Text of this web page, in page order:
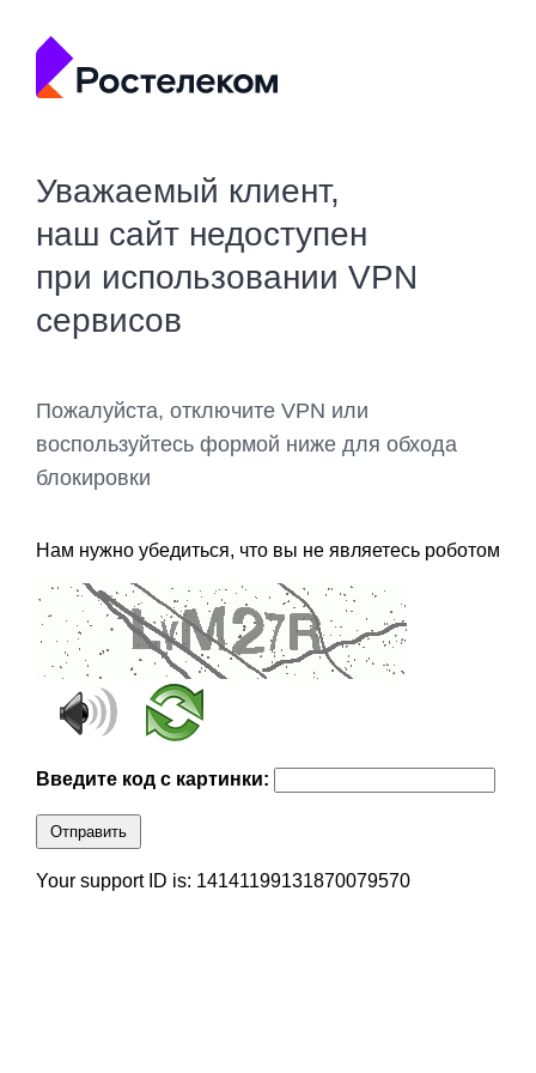
Уважаемый клиент,
наш сайт недоступен
при использовании VPN
сервисов
Пожалуйста, отключите VPN или
воспользуйтесь формой ниже для обхода
блокировки
Нам нужно убедиться, что вы не являетесь роботом
Введите код с картинки:
Отправить
Your support ID is: 14141199131870079570